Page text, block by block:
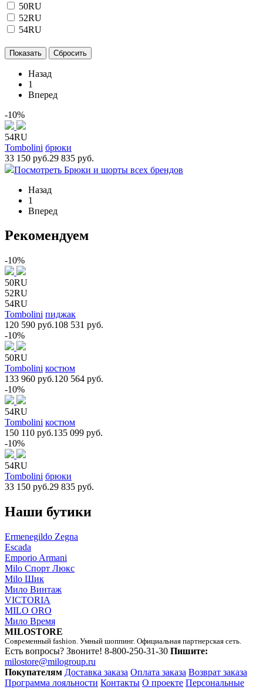
50RU
52RU
54RU
Назад
1
Вперед
-10%
54RU
Tombolini брюки
33 150 руб.29 835 руб.
Посмотреть Брюки и шорты всех брендов
Назад
1
Вперед
Рекомендуем
-10%
50RU
52RU
54RU
Tombolini пиджак
120 590 руб.108 531 руб.
-10%
50RU
Tombolini костюм
133 960 руб.120 564 руб.
-10%
54RU
Tombolini костюм
150 110 руб.135 099 руб.
-10%
54RU
Tombolini брюки
33 150 руб.29 835 руб.
Наши бутики
Ermenegildo Zegna
Escada
Emporio Armani
Milo Спорт Люкс
Milo Шик
Мило Винтаж
VICTORIA
MILO ORO
Мило Время
MILOSTORE
Современный fashion. Умный шоппинг. Официальная партнерская сеть.
Есть вопросы? Звоните! 8-800-250-31-30 Пишите:
milostore@milogroup.ru
Покупателям Доставка заказа Оплата заказа Возврат заказа
Программа лояльности Контакты О проекте Персональные